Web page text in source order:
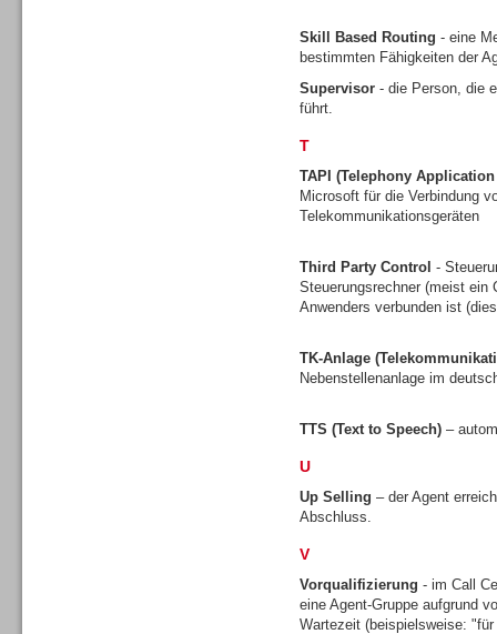
Skill Based Routing - eine
bestimmten Fähigkeiten der
Supervisor - die Person, die
führt.
T
TAPI (Telephony
Microsoft für die Verbindung
Telekommunikationsgeräten
Third Party Control -
Steuerungsrechner (meist ein
Anwenders verbunden ist
TK-Anlage
Nebenstellenanlage im
TTS (Text to Speech) –
U
Up Selling – der Agent
Abschluss.
V
Vorqualifizierung - im Call
eine Agent-Gruppe aufgrund
Wartezeit (beispielsweise: